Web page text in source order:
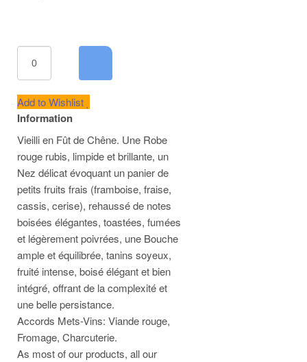
Add to Wishlist
Information
Vieilli en Fût de Chêne. Une Robe
rouge rubis, limpide et brillante, un
Nez délicat évoquant un panier de
petits fruits frais (framboise, fraise,
cassis, cerise), rehaussé de notes
boisées élégantes, toastées, fumées
et légèrement poivrées, une Bouche
ample et équilibrée, tanins soyeux,
fruité intense, boisé élégant et bien
intégré, offrant de la complexité et
une belle persistance.
Accords Mets-Vins: Viande rouge,
Fromage, Charcuterie.
As most of our products, all our